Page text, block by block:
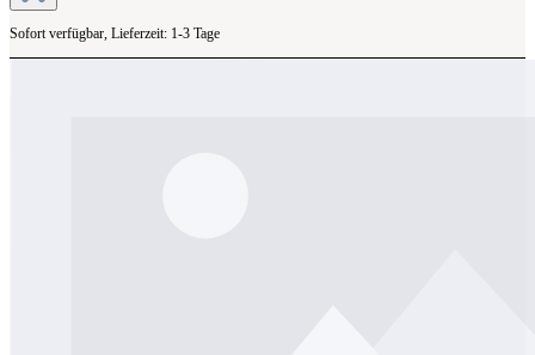
Sofort verfügbar, Lieferzeit: 1-3 Tage